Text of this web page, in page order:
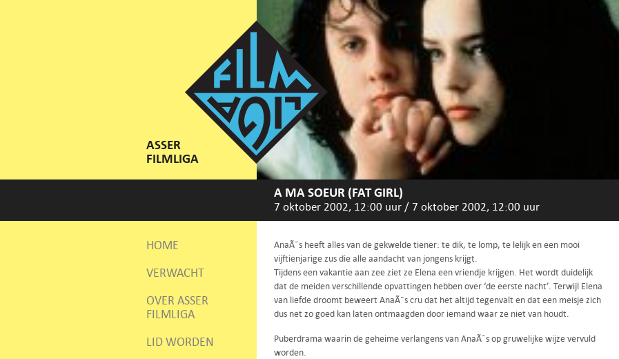
ASSER
FILMLIGA
A MA SOEUR (FAT GIRL)
7 oktober 2002, 12:00 uur / 7 oktober 2002, 12:00 uur
HOME
VERWACHT
OVER ASSER
FILMLIGA
LID WORDEN
AnaÃ¯s heeft alles van de gekwelde tiener: te dik, te lomp, te lelijk en een mooi
vijftienjarige zus die alle aandacht van jongens krijgt.
Tijdens een vakantie aan zee ziet ze Elena een vriendje krijgen. Het wordt duidelijk
dat de meiden verschillende opvattingen hebben over ‘de eerste nacht’. Terwijl Elena
van liefde droomt beweert AnaÃ¯s cru dat het altijd tegenvalt en dat een meisje zich
dus net zo goed kan laten ontmaagden door iemand waar ze niet van houdt.
Puberdrama waarin de geheime verlangens van AnaÃ¯s op gruwelijke wijze vervuld
worden.